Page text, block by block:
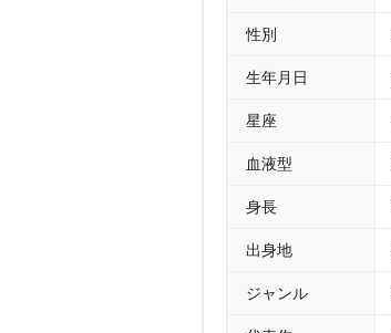
性別
生年月日
星座
血液型
身長
出身地
ジャンル